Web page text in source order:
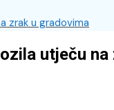
zrak u gradovima
utječu na